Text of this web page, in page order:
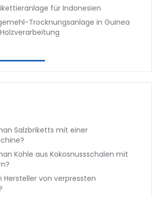
für Indonesien
Trocknungsanlage in Guinea
Salzbriketts mit einer
Kohle aus Kokosnussschalen mit
Hersteller von verpressten